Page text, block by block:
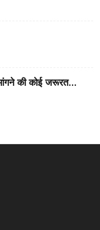
मांगने की कोई जरूरत...